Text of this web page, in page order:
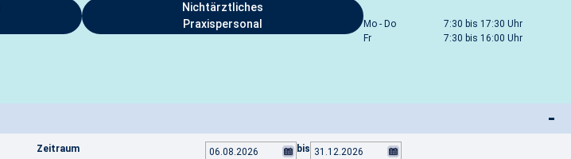
Nichtärztliches
Praxispersonal
Mo - Do
7:30 bis 17:30 Uhr
Fr
7:30 bis 16:00 Uhr
-
Zeitraum bis